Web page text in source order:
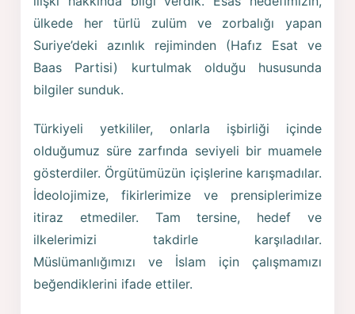
ülkede her türlü zulüm ve zorbalığı yapan
Suriye’deki azınlık rejiminden (Hafız Esat ve
Baas Partisi) kurtulmak olduğu hususunda
bilgiler sunduk.
Türkiyeli yetkililer, onlarla işbirliği içinde
olduğumuz süre zarfında seviyeli bir muamele
gösterdiler. Örgütümüzün içişlerine karışmadılar.
İdeolojimize, fikirlerimize ve prensiplerimize
itiraz etmediler. Tam tersine, hedef ve
ilkelerimizi takdirle karşıladılar.
Müslümanlığımızı ve İslam için çalışmamızı
beğendiklerini ifade ettiler.